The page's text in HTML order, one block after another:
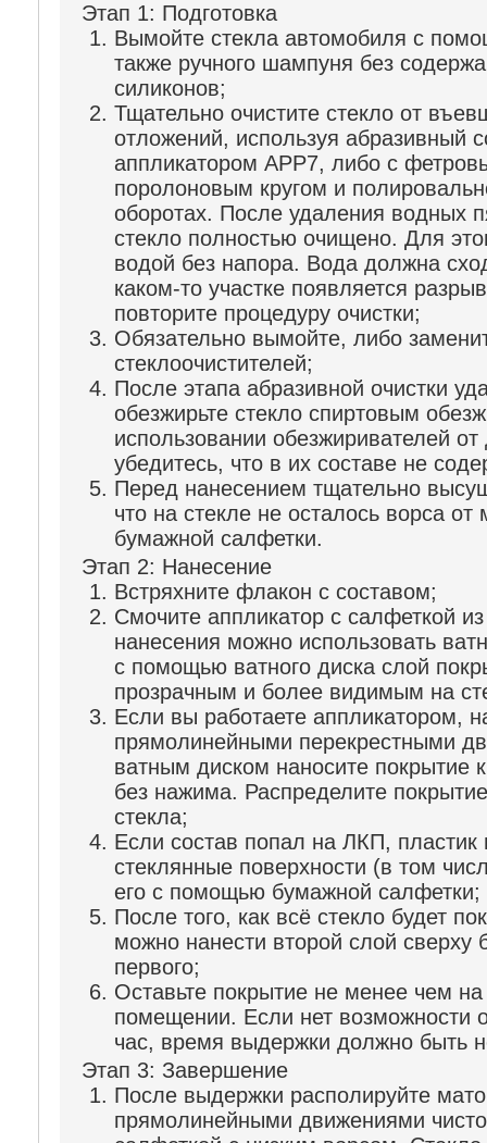
Этап 1: Подготовка
Вымойте стекла автомобиля с
также ручного шампуня без
силиконов;
Тщательно очистите стекло от
отложений, используя абразивный
аппликатором APP7, либо с
поролоновым кругом и
оборотах. После удаления водных
стекло полностью очищено. Для
водой без напора. Вода должна
каком-то участке появляется
повторите процедуру очистки;
Обязательно вымойте, либо
стеклоочистителей;
После этапа абразивной очистки
обезжирьте стекло спиртовым
использовании обезжиривателей от
убедитесь, что в их составе не
Перед нанесением тщательно
что на стекле не осталось ворса
бумажной салфетки.
Этап 2: Нанесение
Встряхните флакон с составом;
Смочите аппликатор с салфеткой
нанесения можно использовать
с помощью ватного диска слой
прозрачным и более видимым на
Если вы работаете аппликатором,
прямолинейными перекрестными
ватным диском наносите покрытие
без нажима. Распределите
стекла;
Если состав попал на ЛКП, пластик
стеклянные поверхности (в том
его с помощью бумажной салфетки;
После того, как всё стекло будет
можно нанести второй слой сверху
первого;
Оставьте покрытие не менее чем
помещении. Если нет возможности
час, время выдержки должно быть
Этап 3: Завершение
После выдержки располируйте
прямолинейными движениями